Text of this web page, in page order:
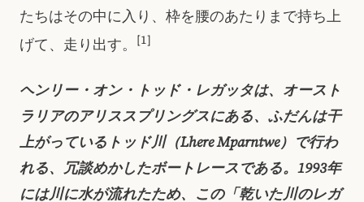
たちはその中に入り、枠を腰のあたりまで持ち上
げて、走り出す。
[1]
ヘンリー・オン・トッド・レガッタは、オースト
ラリアのアリススプリングスにある、ふだんは干
上がっているトッド川（Lhere Mparntwe）で行わ
れる、冗談めかしたボートレースである。1993年
には川に水が流れたため、この「乾いた川のレガ